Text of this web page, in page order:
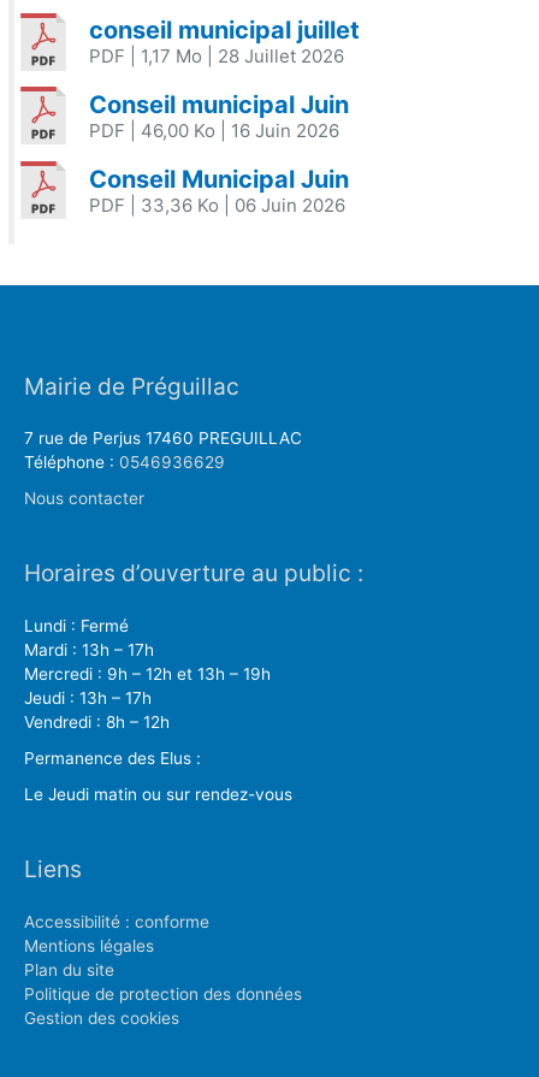
conseil municipal juillet
PDF | 1,17 Mo | 28 Juillet 2026
Conseil municipal Juin
PDF | 46,00 Ko | 16 Juin 2026
Conseil Municipal Juin
PDF | 33,36 Ko | 06 Juin 2026
Mairie de Préguillac
7 rue de Perjus 17460 PREGUILLAC
Téléphone : 0546936629
Nous contacter
Horaires d’ouverture au public :
Lundi : Fermé
Mardi : 13h – 17h
Mercredi : 9h – 12h et 13h – 19h
Jeudi : 13h – 17h
Vendredi : 8h – 12h
Permanence des Elus :
Le Jeudi matin ou sur rendez-vous
Liens
Accessibilité : conforme
Mentions légales
Plan du site
Politique de protection des données
Gestion des cookies